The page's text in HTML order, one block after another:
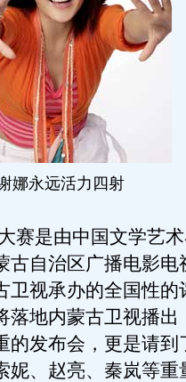
娜永远活力四射
是由中国文学艺术
古自治区广播电影电
卫视承办的全国性的
落地内蒙古卫视播出
的发布会，更是请到
妮、赵亮、秦岚等重